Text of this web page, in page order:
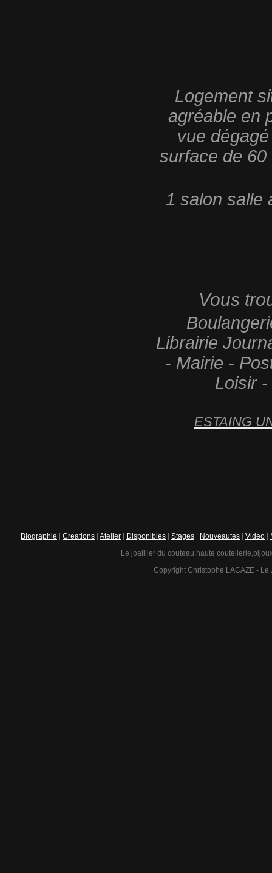
Logement
agréable en
vue
surface de
1 salon salle
Vous
Librairie
- Mairie -
Loisir
ESTAING
Biographie Creations Atelier Disponibles Stages Nouveautes Video
Le joaillier du couteau,haute
Copyright Christophe LACAZE -